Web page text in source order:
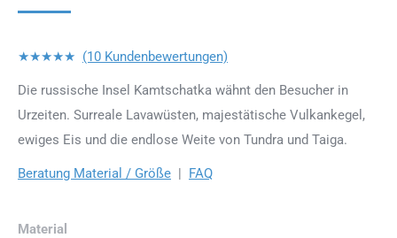
★★★★★ (10 Kundenbewertungen)
Die russische Insel Kamtschatka wähnt den Besucher in
Urzeiten. Surreale Lavawüsten, majestätische Vulkankegel,
ewiges Eis und die endlose Weite von Tundra und Taiga.
Beratung Material / Größe | FAQ
Material